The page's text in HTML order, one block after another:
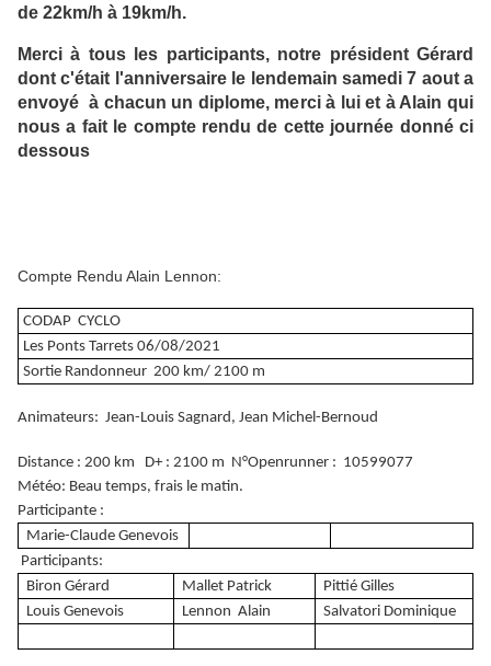
de 22km/h à 19km/h.
Merci à tous les participants, notre président Gérard
dont c'était l'anniversaire le lendemain samedi 7 aout a
envoyé à chacun un diplome, merci à lui et à Alain qui
nous a fait le compte rendu de cette journée donné ci
dessous
Compte Rendu Alain Lennon:
CODAP CYCLO
Les Ponts Tarrets 06/08/2021
Sortie Randonneur 200 km/ 2100 m
Animateurs: Jean-Louis Sagnard, Jean Michel-Bernoud
Distance : 200 km D+ : 2100 m N°Openrunner : 10599077
Météo: Beau temps, frais le matin.
Participante :
Marie-Claude Genevois
Participants:
Biron Gérard
Mallet Patrick
Pittié Gilles
Louis Genevois
Lennon Alain Salvatori Dominique